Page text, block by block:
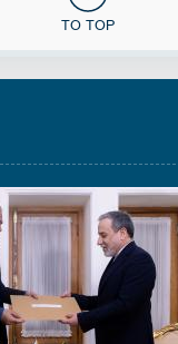
TO TOP